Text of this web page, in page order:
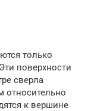
только
поверхности
сверла
к вершине